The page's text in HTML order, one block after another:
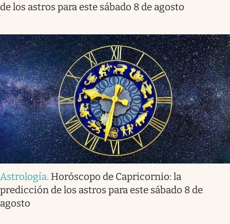
de los astros para este sábado 8 de agosto
Astrología. Horóscopo de Capricornio: la
predicción de los astros para este sábado 8 de
agosto